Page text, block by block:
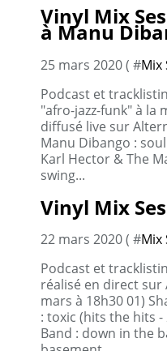
Vinyl Mix
à Manu
25 mars 2020 ( #Mix
Podcast et
"afro-jazz-funk" à la
diffusé live sur
Manu Dibango :
Karl Hector & The
swing...
Vinyl Mix
22 mars 2020 ( #Mix
Podcast et
réalisé en direct sur
mars à 18h30 01)
: toxic (hits the hits -
Band : down in the